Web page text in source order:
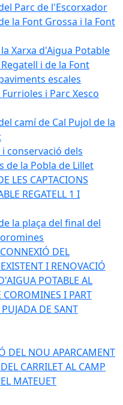
Parc de l'Escorxador
la Font Grossa i la Font
Xarxa d'Aigua Potable
i de la Font
escales
i Parc Xesco
camí de Cal Pujol de la
conservació dels
de la Pobla de Lillet
LES CAPTACIONS
REGATELL 1 I
la plaça del final del
DEL
I RENOVACIÓ
POTABLE AL
COROMINES I PART
DE SANT
DEL NOU APARCAMENT
CARRILET AL CAMP
MATEUET